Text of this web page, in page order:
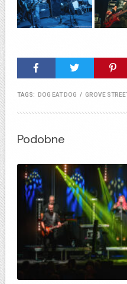
TAGS: DOG EAT DOG / GROVE STREET
Podobne